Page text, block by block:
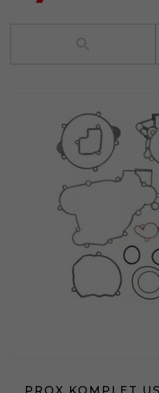
PROX KOMPLET